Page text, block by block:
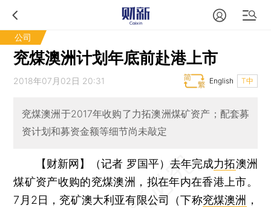
公司
兖煤澳洲计划年底前赴港上市
2018年07月02日 20:31 T中
English
兖煤澳洲于2017年收购了力拓澳洲煤矿资产；配套募
资计划和募资金额等细节尚未敲定
【财新网】（记者 罗国平） 去年完成力拓澳洲
煤矿资产收购的兖煤澳洲，拟在年内在香港上市。
7月2日，兖矿澳大利亚有限公司（下称兖煤澳洲 ，